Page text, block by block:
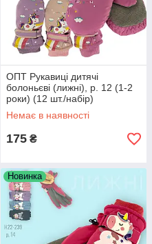
ОПТ Рукавиці дитячі
болоньєві (лижні), р. 12 (1-2
роки) (12 шт./набір)
Немає в наявності
175 ₴
Новинка